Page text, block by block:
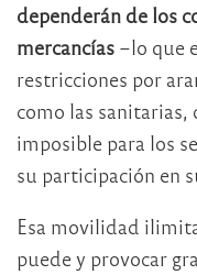
dependerán de los
mercancías –lo que
restricciones por
como las sanitarias,
imposible para los
su participación en
Esa movilidad
puede y provocar